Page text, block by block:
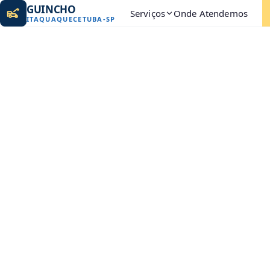
GUINCHO
ITAQUAQUECETUBA-SP Serviços Onde Atendemos